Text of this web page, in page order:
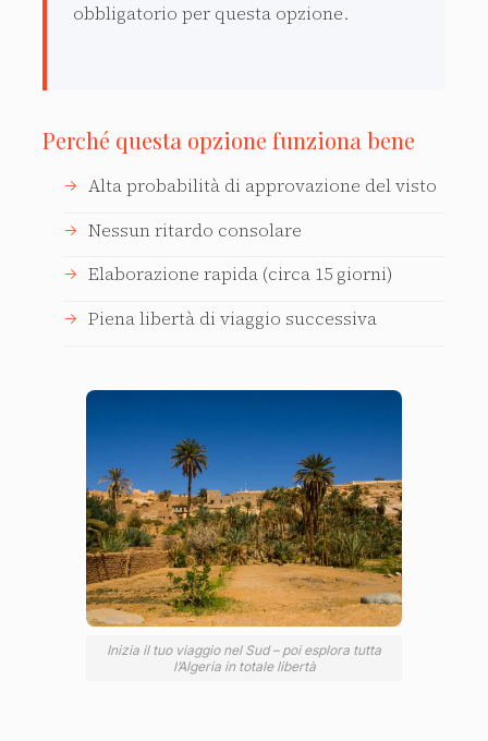
obbligatorio per questa opzione.
Perché questa opzione funziona bene
Alta probabilità di approvazione del visto
Nessun ritardo consolare
Elaborazione rapida (circa 15 giorni)
Piena libertà di viaggio successiva
Inizia il tuo viaggio nel Sud – poi esplora tutta
l’Algeria in totale libertà